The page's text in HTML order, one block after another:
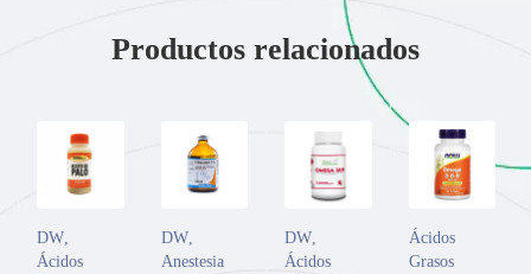
Productos relacionados
DW
Ácidos
DW,
Anestesia
DW
Ácidos
Ácidos
Grasos